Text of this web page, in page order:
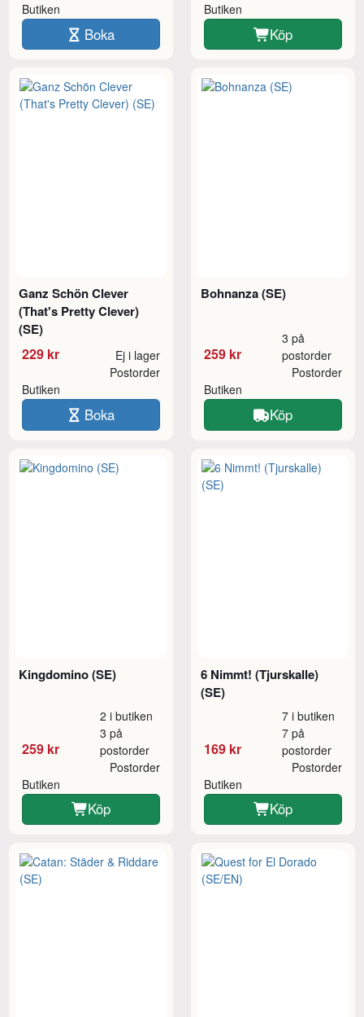
Butiken
Boka
Butiken
Köp
Ganz Schön Clever
(That's Pretty Clever)
(SE)
229 kr Ej i lager
Butiken
Postorder
Boka
Bohnanza (SE)
259 kr
3 på
postorder
Butiken
Postorder
Köp
Kingdomino (SE)
259 kr
2 i butiken
3 på
postorder
Butiken
Postorder
Köp
6 Nimmt! (Tjurskalle)
(SE)
169 kr
7 i butiken
7 på
postorder
Butiken
Postorder
Köp